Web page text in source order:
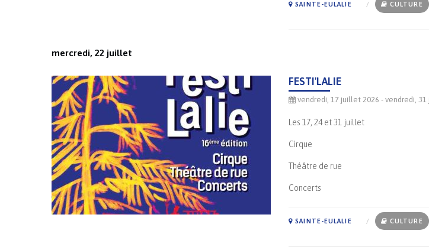
SAINTE-EULALIE
CULTURE
mercredi, 22 juillet
FESTI'LALIE
vendredi, 17 juillet 2026 - vendredi,
Les 17, 24 et 31 juillet
Cirque
Théâtre de rue
Concerts
SAINTE-EULALIE
CULTURE